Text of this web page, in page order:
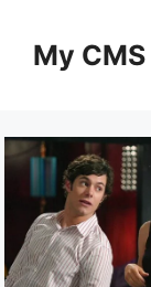
contentMy CMS